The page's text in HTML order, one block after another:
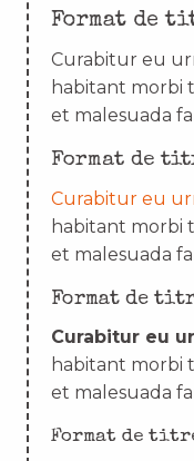
Format de
Curabitur eu
habitant morbi
et malesuada
Format de
Curabitur eu
habitant morbi
et malesuada
Format de
Curabitur eu
habitant morbi
et malesuada
Format de